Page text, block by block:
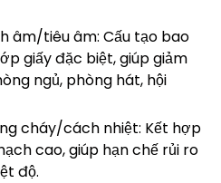
âm/tiêu âm: Cấu tạo bao
giấy đặc biệt, giúp giảm
ngủ, phòng hát, hội
cháy/cách nhiệt: Kết hợp
cao, giúp hạn chế rủi ro
độ.